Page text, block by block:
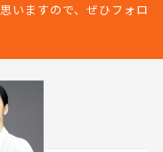
いますので、ぜひフォロ